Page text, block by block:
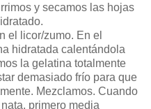
y secamos las hojas
el licor/zumo. En el
hidratada calentándola
la gelatina totalmente
demasiado frío para que
Mezclamos. Cuando
primero media